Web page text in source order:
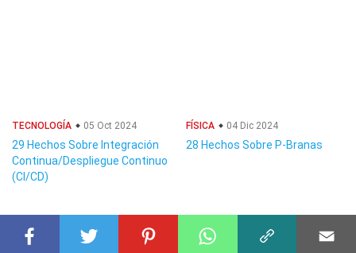
TECNOLOGÍA 05 Oct 2024
29 Hechos Sobre Integración
Continua/Despliegue Continuo
(CI/CD)
FÍSICA 04 Dic 2024
28 Hechos Sobre P-Branas